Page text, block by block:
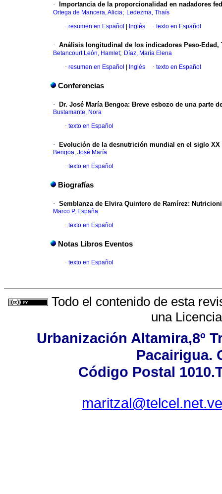
· Importancia de la proporcionalidad en nadadores
Ortega de Mancera, Alicia; Ledezma, Thaís
· resumen en Español Inglés · texto en Español
· Análisis longitudinal de los indicadores Peso-Edad,
Betancourt León, Hamlet; Díaz, María Elena
· resumen en Español Inglés · texto en Español
Conferencias
· Dr. José María Bengoa: Breve esbozo de una parte
Bustamante, Nora
· texto en Español
· Evolución de la desnutrición mundial en el siglo XX
Bengoa, José María
· texto en Español
Biografías
· Semblanza de Elvira Quintero de Ramírez:
Marco P, España
· texto en Español
Notas Libros Eventos
· texto en Español
Todo el contenido de esta
una
Urbanización Altamira,8º
Pacairigua.
Código Postal